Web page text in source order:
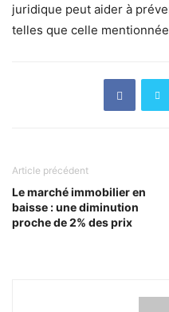
juridique peut aider à
telles que celle
Article précédent
Le marché immobilier en
baisse : une diminution
proche de 2% des prix